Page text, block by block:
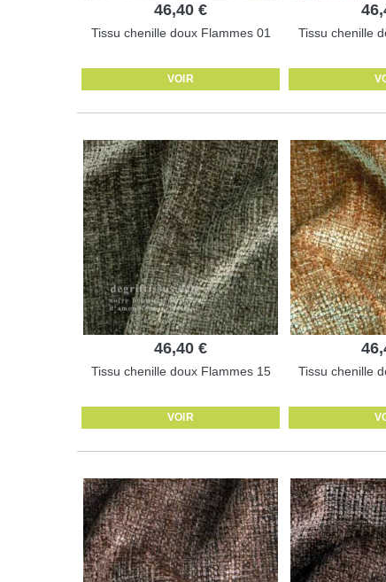
46,40 €
Tissu chenille doux Flammes 01
VOIR
Tissu chenille
46,40 €
Tissu chenille doux Flammes 15
VOIR
Tissu chenille